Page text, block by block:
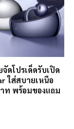
ดโปรเด็ดรับเปิด
ใส่สบายเหนือ
ท พร้อมของแถม